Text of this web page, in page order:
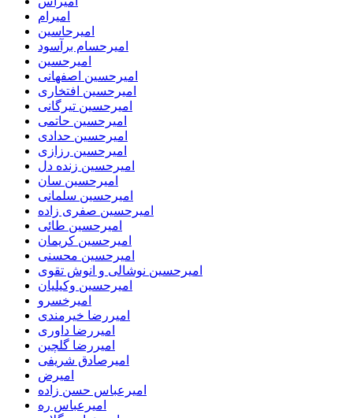
امیرام
امیرحاسین
امیرحسام برآسود
امیرحسین
امیرحسین اصفهانی
امیرحسین افتخاری
امیرحسین تیرگانی
امیرحسین حاتمی
امیرحسین حدادی
امیرحسین رزازی
امیرحسین زنده دل
امیرحسین سان
امیرحسین سلمانی
امیرحسین صفری زاده
امیرحسین طائی
امیرحسین کریمان
امیرحسین محسنی
امیرحسین نوشالی و انوش تقوی
امیرحسین وکیلیان
امیرخسرو
امیررضا خیرمندی
امیررضا داوری
امیررضا گلچین
امیرصادق شریفی
امیرض
امیرعباس حسن زاده
امیرعباس ره